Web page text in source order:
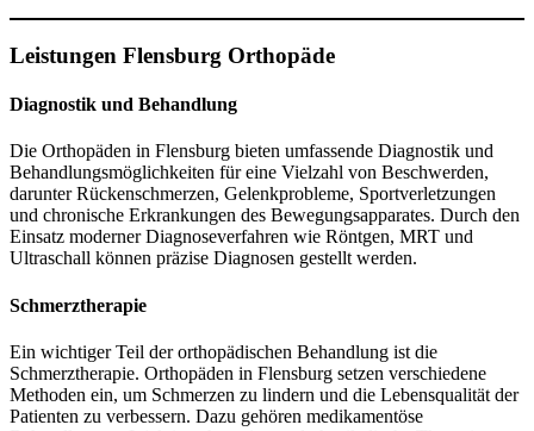
Leistungen Flensburg Orthopäde
Diagnostik und Behandlung
Die Orthopäden in Flensburg bieten umfassende Diagnostik und
Behandlungsmöglichkeiten für eine Vielzahl von Beschwerden,
darunter Rückenschmerzen, Gelenkprobleme, Sportverletzungen
und chronische Erkrankungen des Bewegungsapparates. Durch den
Einsatz moderner Diagnoseverfahren wie Röntgen, MRT und
Ultraschall können präzise Diagnosen gestellt werden.
Schmerztherapie
Ein wichtiger Teil der orthopädischen Behandlung ist die
Schmerztherapie. Orthopäden in Flensburg setzen verschiedene
Methoden ein, um Schmerzen zu lindern und die Lebensqualität der
Patienten zu verbessern. Dazu gehören medikamentöse